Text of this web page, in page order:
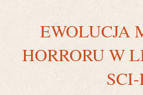
EWOLUCJA
HORRORU W